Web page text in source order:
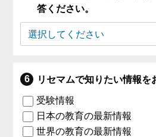
答ください。
リセマムで知りたい情報を
受験情報
日本の教育の最新情報
世界の教育の最新情報